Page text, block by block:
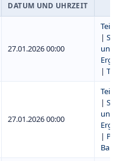
DATUM UND UHRZEIT
27.01.2026 00:00
|
und
|
27.01.2026 00:00
|
und
|